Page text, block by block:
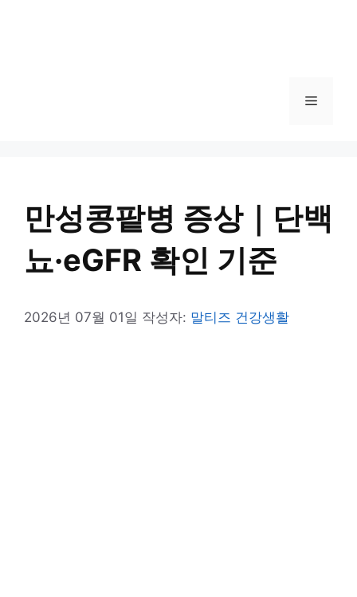
메
만성콩팥병 증상｜단백
뇨·eGFR 확인 기준
2026년 07월 01일 작성자: 말티즈 건강생활